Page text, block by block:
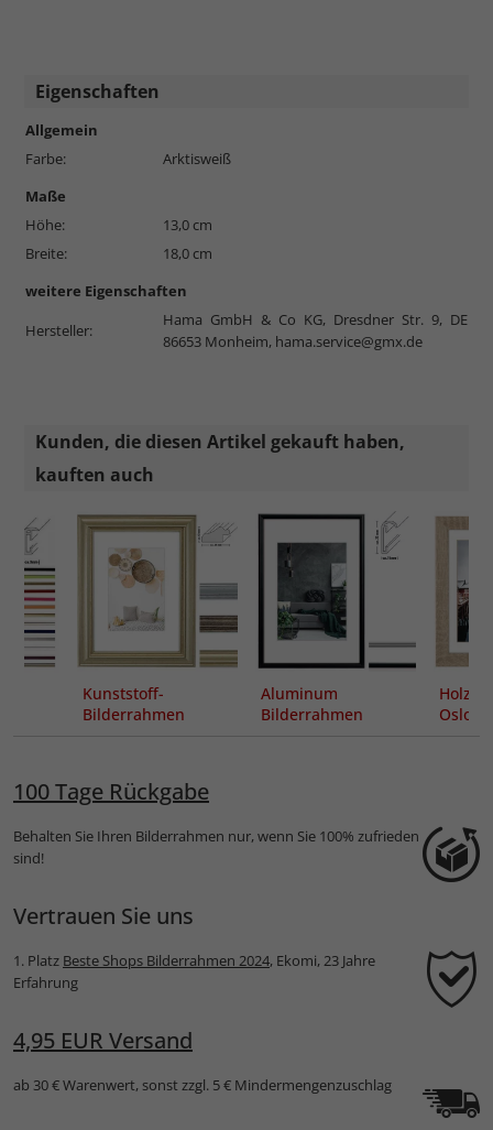
Eigenschaften
Allgemein
Farbe:
Arktisweiß
Maße
Höhe:
13,0 cm
Breite:
18,0 cm
weitere Eigenschaften
Hersteller:
Hama GmbH & Co KG, Dresdner Str. 9, DE
86653 Monheim, hama.service@gmx.de
Kunden, die diesen Artikel gekauft haben,
kauften auch
Kunststoff-
Bilderrahmen
Aluminum
Bilderrahmen
Holz-
Oslo
100 Tage Rückgabe
Behalten Sie Ihren Bilderrahmen nur, wenn Sie 100% zufrieden
sind!
Vertrauen Sie uns
1. Platz Beste Shops Bilderrahmen 2024, Ekomi, 23 Jahre
Erfahrung
4,95 EUR Versand
ab 30 € Warenwert, sonst zzgl. 5 € Mindermengenzuschlag